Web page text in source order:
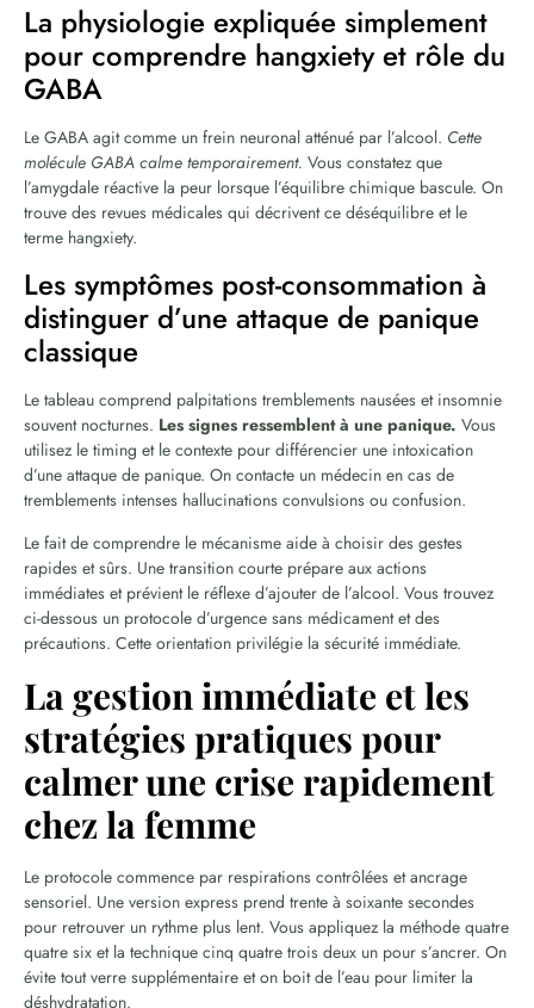
La physiologie expliquée simplement
pour comprendre hangxiety et rôle du
GABA
Le GABA agit comme un frein neuronal atténué par l’alcool. Cette
molécule GABA calme temporairement. Vous constatez que
l’amygdale réactive la peur lorsque l’équilibre chimique bascule. On
trouve des revues médicales qui décrivent ce déséquilibre et le
terme hangxiety.
Les symptômes post-consommation à
distinguer d’une attaque de panique
classique
Le tableau comprend palpitations tremblements nausées et insomnie
souvent nocturnes. Les signes ressemblent à une panique. Vous
utilisez le timing et le contexte pour différencier une intoxication
d’une attaque de panique. On contacte un médecin en cas de
tremblements intenses hallucinations convulsions ou confusion.
Le fait de comprendre le mécanisme aide à choisir des gestes
rapides et sûrs. Une transition courte prépare aux actions
immédiates et prévient le réflexe d’ajouter de l’alcool. Vous trouvez
ci-dessous un protocole d’urgence sans médicament et des
précautions. Cette orientation privilégie la sécurité immédiate.
La gestion immédiate et les
stratégies pratiques pour
calmer une crise rapidement
chez la femme
Le protocole commence par respirations contrôlées et ancrage
sensoriel. Une version express prend trente à soixante secondes
pour retrouver un rythme plus lent. Vous appliquez la méthode quatre
quatre six et la technique cinq quatre trois deux un pour s’ancrer. On
évite tout verre supplémentaire et on boit de l’eau pour limiter la
déshydratation.